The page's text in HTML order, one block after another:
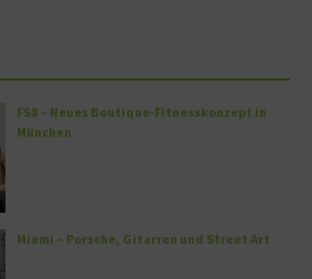
FS8 – Neues Boutique-Fitnesskonzept in
München
Miami – Porsche, Gitarren und Street Art